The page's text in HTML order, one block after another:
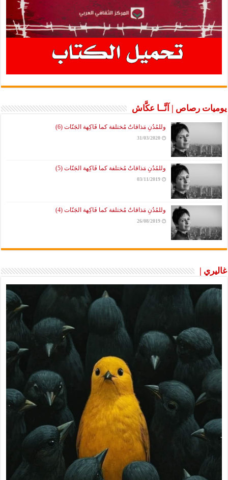
يوميات رصاص | آنَّــا عكَّاش
وللمُدُنِ مَذاقاتٌ مُختلفة كما فَاكِهة الجَنّات (6)
31/03/2020
وللمُدُنِ مَذاقاتٌ مُختلفة كما فَاكِهة الجَنّات (5)
03/11/2019
وللمُدُنِ مَذاقاتٌ مُختلفة كما فَاكِهة الجَنّات (4)
26/08/2019
غاليري |